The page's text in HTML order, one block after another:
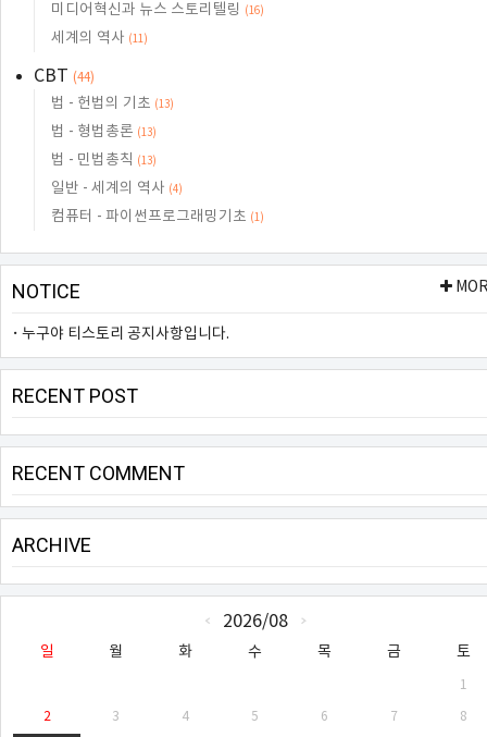
미디어혁신과 뉴스 스토리텔링 (16)
세계의 역사 (11)
CBT (44)
법 - 헌법의 기초 (13)
법 - 형법총론 (13)
법 - 민법총칙 (13)
일반 - 세계의 역사 (4)
컴퓨터 - 파이썬프로그래밍기초 (1)
NOTICE
누구야 티스토리 공지사항입니다.
RECENT POST
RECENT COMMENT
ARCHIVE
« 2026/08 »
일 월 화 수 목 금 토
1
2 3 4 5 6 7 8